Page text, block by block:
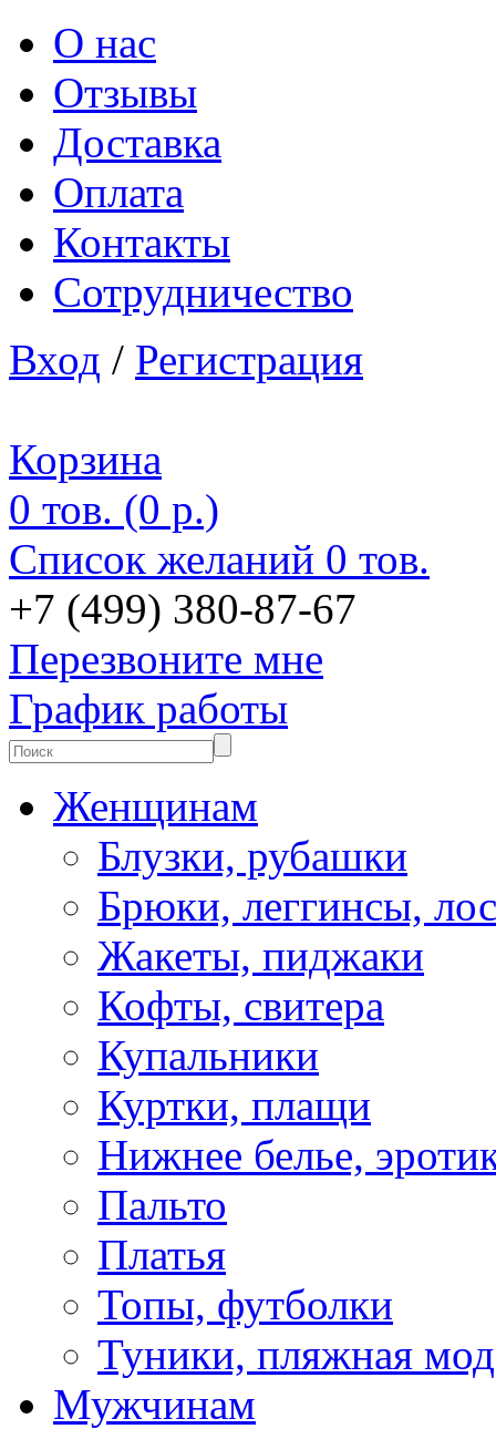
О нас
Отзывы
Доставка
Оплата
Контакты
Сотрудничество
Вход / Регистрация
Корзина
0 тов. (0 р.)
Список желаний 0 тов.
+7 (499) 380-87-67
Перезвоните мне
График работы
Женщинам
Блузки, рубашки
Брюки, леггинсы,
Жакеты, пиджаки
Кофты, свитера
Купальники
Куртки, плащи
Нижнее белье,
Пальто
Платья
Топы, футболки
Туники, пляжная
Мужчинам